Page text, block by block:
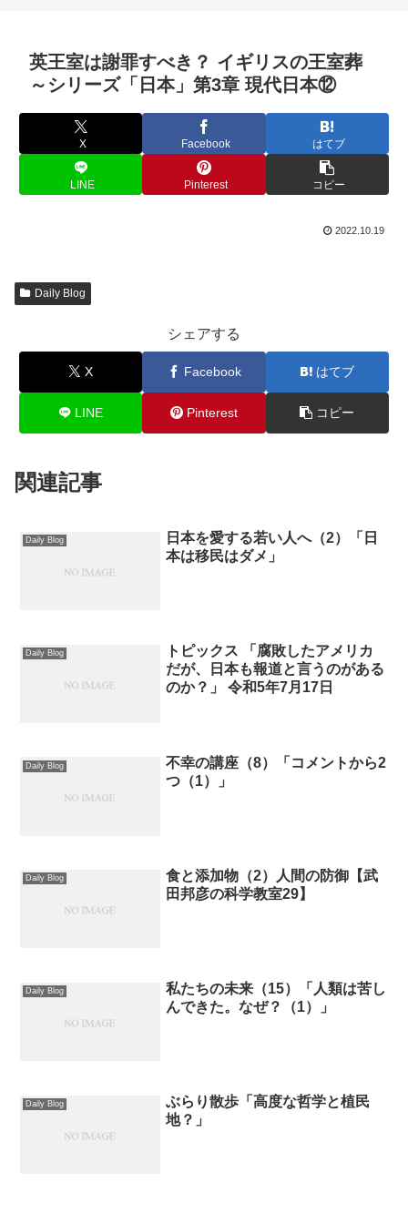
英王室は謝罪すべき？ イギリスの王室葬
～シリーズ「日本」第3章 現代日本⑫
X Facebook はてブ
LINE Pinterest コピー
2022.10.19
Daily Blog
シェアする
X Facebook はてブ
LINE Pinterest コピー
関連記事
Daily Blog
日本を愛する若い人へ（2）「日
本は移民はダメ」
Daily Blog
トピックス 「腐敗したアメリカ
だが、日本も報道と言うのがある
のか？」 令和5年7月17日
Daily Blog
不幸の講座（8）「コメントから2
つ（1）」
Daily Blog
食と添加物（2）人間の防御【武
田邦彦の科学教室29】
Daily Blog
私たちの未来（15）「人類は苦し
んできた。なぜ？（1）」
Daily Blog
ぶらり散歩「高度な哲学と植民
地？」